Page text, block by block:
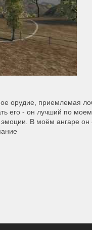
орудие, приемлемая
его - он лучший по
В моём ангаре он